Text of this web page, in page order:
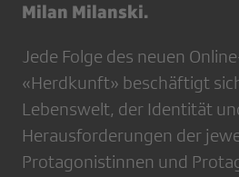
Milan Milanski.
Jede Folge des neuen
«Herdkunft» beschäftigt
Lebenswelt, der Identität
Herausforderungen der
Protagonistinnen und